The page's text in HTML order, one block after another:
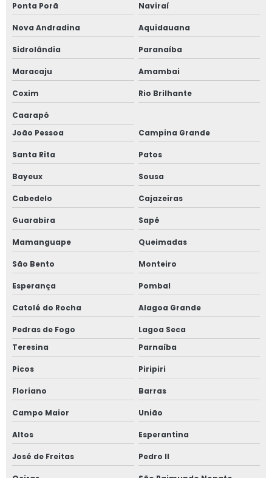
Ponta Porã Naviraí
Nova Andradina Aquidauana
Sidrolândia Paranaíba
Maracaju Amambai
Coxim Rio Brilhante
Caarapó
João Pessoa
Campina Grande
Santa Rita Patos
Bayeux Sousa
Cabedelo Cajazeiras
Guarabira Sapé
Mamanguape Queimadas
São Bento Monteiro
Esperança Pombal
Catolé do Rocha Alagoa Grande
Pedras de Fogo
Lagoa Seca
Teresina
Parnaíba
Picos Piripiri
Floriano Barras
Campo Maior União
Altos Esperantina
José de Freitas Pedro II